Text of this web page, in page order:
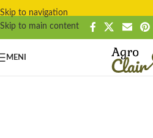
Skip to navigation
Skip to main content
MENI